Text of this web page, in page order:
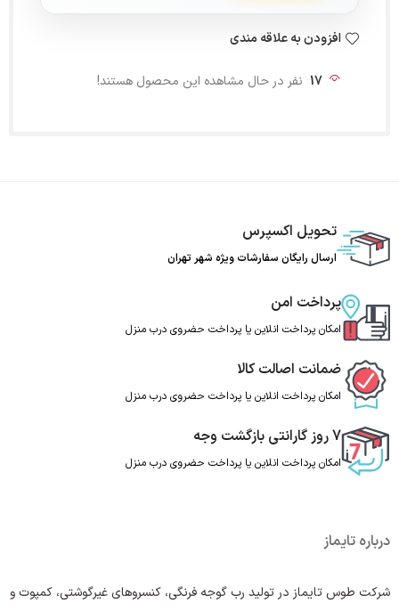
افزودن به علاقه مندی
17 نفر در حال مشاهده این محصول هستند!
تحویل اکسپرس
ارسال رایگان سفارشات ویژه شهر تهران
پرداخت امن
امکان پرداخت انلاین یا پرداخت حضروی درب منزل
ضمانت اصالت کالا
امکان پرداخت انلاین یا پرداخت حضروی درب منزل
7 روز گارانتی بازگشت وجه
امکان پرداخت انلاین یا پرداخت حضروی درب منزل
درباره تایماز
شرکت طوس تایماز در تولید رب گوجه فرنگی، کنسروهای غیرگوشتی، کمپوت و